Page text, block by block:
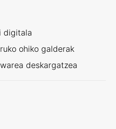
digitala
ohiko galderak
deskargatzea